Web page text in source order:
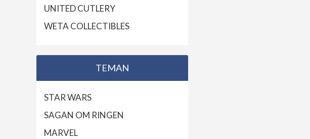
UNITED CUTLERY
WETA COLLECTIBLES
TEMAN
STAR WARS
SAGAN OM RINGEN
MARVEL